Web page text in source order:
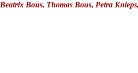
Beatrix Bous, Thomas Bous, Petra